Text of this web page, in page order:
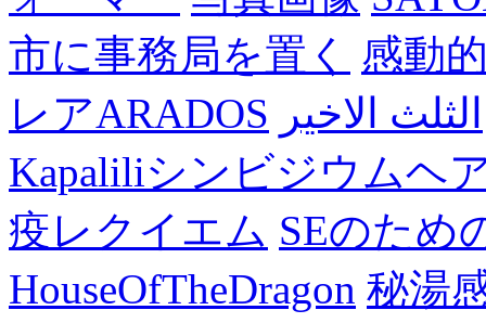
市に事務局を置く
感動
レアARADOS الثلث الاخير
Kapaliliシンビジウムヘ
疫レクイエム SEのため
HouseOfTheDragon 秘湯